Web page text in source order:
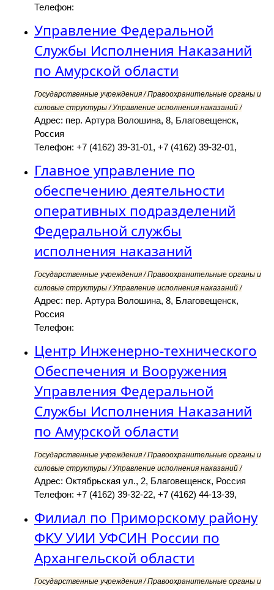
Телефон:
Управление Федеральной
Службы Исполнения Наказаний
по Амурской области
Государственные учреждения / Правоохранительные органы и
силовые структуры / Управление исполнения наказаний /
Адрес: пер. Артура Волошина, 8, Благовещенск,
Россия
Телефон: +7 (4162) 39-31-01, +7 (4162) 39-32-01,
Главное управление по
обеспечению деятельности
оперативных подразделений
Федеральной службы
исполнения наказаний
Государственные учреждения / Правоохранительные органы и
силовые структуры / Управление исполнения наказаний /
Адрес: пер. Артура Волошина, 8, Благовещенск,
Россия
Телефон:
Центр Инженерно-технического
Обеспечения и Вооружения
Управления Федеральной
Службы Исполнения Наказаний
по Амурской области
Государственные учреждения / Правоохранительные органы и
силовые структуры / Управление исполнения наказаний /
Адрес: Октябрьская ул., 2, Благовещенск, Россия
Телефон: +7 (4162) 39-32-22, +7 (4162) 44-13-39,
Филиал по Приморскому району
ФКУ УИИ УФСИН России по
Архангельской области
Государственные учреждения / Правоохранительные органы и